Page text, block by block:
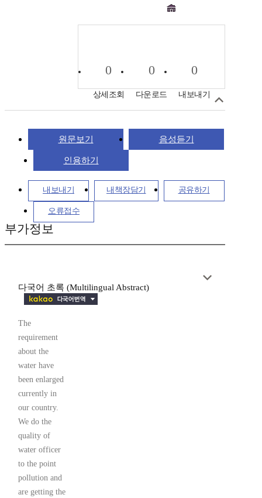
0
상세조회
0
다운로드
0
내보내기
원문보기 음성듣기
인용하기
내보내기 내책장담기 공유하기
오류접수
부가정보
다국어 초록 (Multilingual Abstract)
The
requirement
about the
water have
been enlarged
currently in
our country.
We do the
quality of
water officer
to the point
pollution and
are getting the